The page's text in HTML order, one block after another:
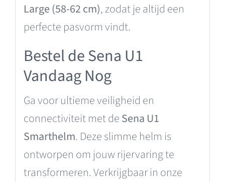
Large (58-62 cm), zodat je altijd een
perfecte pasvorm vindt.
Bestel de Sena U1
Vandaag Nog
Ga voor ultieme veiligheid en
connectiviteit met deSena U1
Smarthelm. Deze slimme helm is
ontworpen om jouw rijervaring te
transformeren. Verkrijgbaar in onze